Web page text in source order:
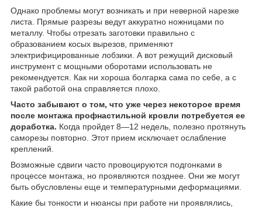
Однако проблемы могут возникать и при неверной нарезке
листа. Прямые разрезы ведут аккуратно ножницами по
металлу. Чтобы отрезать заготовки правильно с
образованием косых вырезов, применяют
электрифицированные лобзики. А вот режущий дисковый
инструмент с мощными оборотами использовать не
рекомендуется. Как ни хороша болгарка сама по себе, а с
такой работой она справляется плохо.
Часто забывают о том, что уже через некоторое время
после монтажа профнастильной кровли потребуется ее
доработка. Когда пройдет 8—12 недель, полезно протянуть
саморезы повторно. Этот прием исключает ослабление
креплений.
Возможные сдвиги часто провоцируются подгонками в
процессе монтажа, но проявляются позднее. Они же могут
быть обусловлены еще и температурными деформациями.
Какие бы тонкости и нюансы при работе ни проявлялись,